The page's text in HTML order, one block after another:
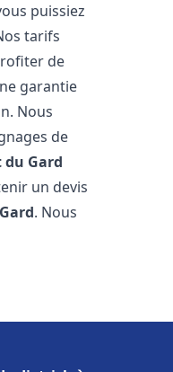
puissiez
tarifs
de
garantie
Nous
de
du Gard
un devis
. Nous